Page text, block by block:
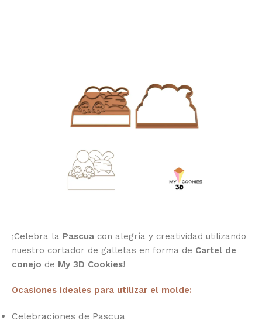
¡Celebra la Pascua con alegría y creatividad utilizando
nuestro cortador de galletas en forma de Cartel de
conejo de My 3D Cookies!
Ocasiones ideales para utilizar el molde:
Celebraciones de Pascua